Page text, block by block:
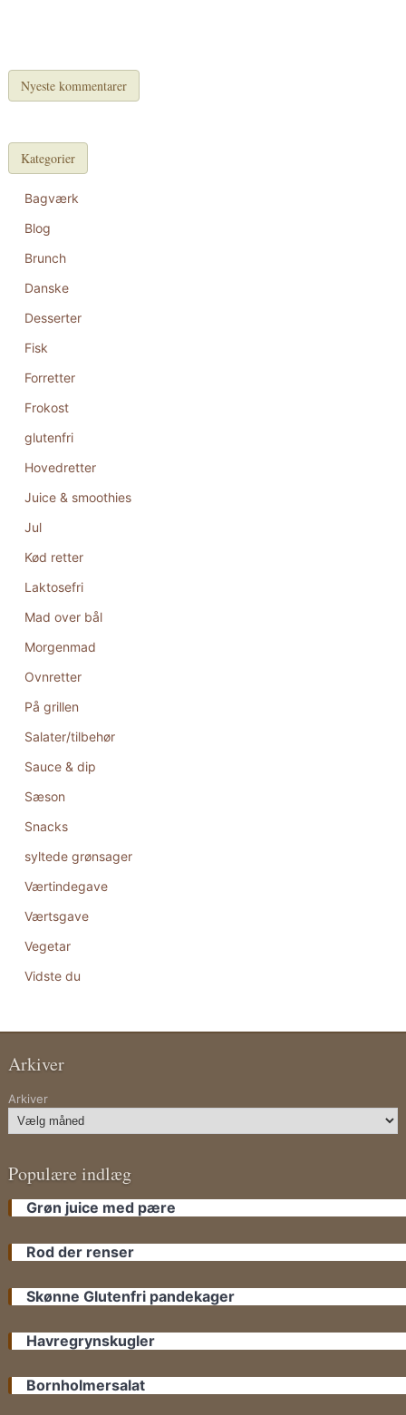
Nyeste kommentarer
Kategorier
Bagværk
Blog
Brunch
Danske
Desserter
Fisk
Forretter
Frokost
glutenfri
Hovedretter
Juice & smoothies
Jul
Kød retter
Laktosefri
Mad over bål
Morgenmad
Ovnretter
På grillen
Salater/tilbehør
Sauce & dip
Sæson
Snacks
syltede grønsager
Værtindegave
Værtsgave
Vegetar
Vidste du
Arkiver
Arkiver
Populære indlæg
Grøn juice med pære
Rod der renser
Skønne Glutenfri pandekager
Havregrynskugler
Bornholmersalat